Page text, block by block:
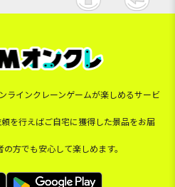
ラインクレーンゲームが楽しめるサービ
を行えばご自宅に獲得した景品をお届
方でも安心して楽しめます。